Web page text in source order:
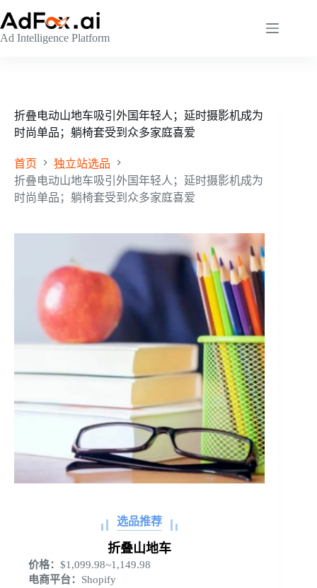
至
内
Ad Intelligence Platform
折叠电动山地车吸引外国年轻人；延时摄影机成为
时尚单品；躺椅套受到众多家庭喜爱
首页
独立站选品
折叠电动山地车吸引外国年轻人；延时摄影机成为
时尚单品；躺椅套受到众多家庭喜爱
选品推荐
折叠山地车
价格： $1,099.98~1,149.98
电商平台： Shopify